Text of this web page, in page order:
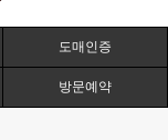
도매인증
방문예약